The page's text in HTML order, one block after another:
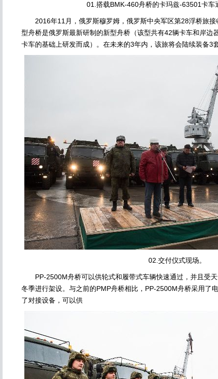
01.搭载BMK-460舟桥的卡玛兹-63501卡车
2016年11月，俄罗斯穆罗姆，俄罗斯中央军区第28浮桥旅接
型舟桥是俄罗斯最新研制的新型舟桥（该型共有42辆卡车和岸边
卡车的基础上研发而成）。在未来的3年内，该旅将会陆续装备3
02.交付仪式现场。
PP-2500M舟桥可以供轮式和履带式车辆快速通过，并且受天
冬季进行架设。与之前的PMP舟桥相比，PP-2500M舟桥采用了
了对接设备，可以供